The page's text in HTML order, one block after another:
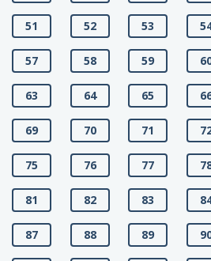
51 52 53
57 58 59
63 64 65
69 70 71
75 76 77
81 82 83
87 88 89